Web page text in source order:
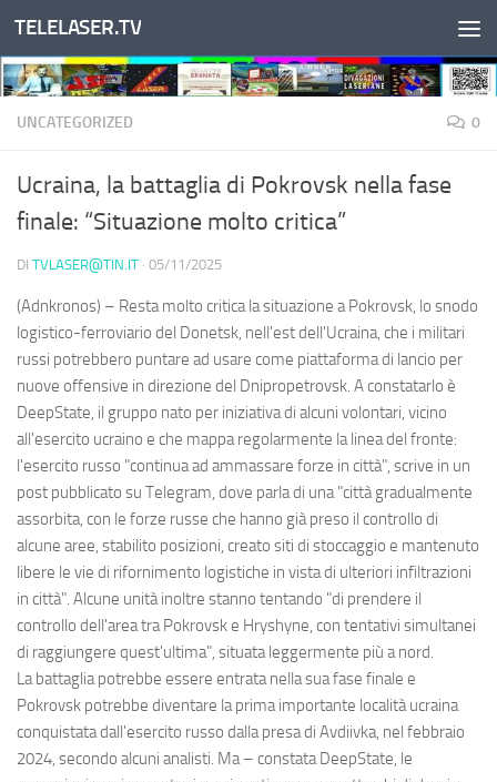
Salta al contenuto
TELELASER.TV
UNCATEGORIZED 0
Ucraina, la battaglia di Pokrovsk nella fase
finale: “Situazione molto critica”
DI TVLASER@TIN.IT · 05/11/2025
(Adnkronos) – Resta molto critica la situazione a Pokrovsk, lo snodo
logistico-ferroviario del Donetsk, nell'est dell'Ucraina, che i militari
russi potrebbero puntare ad usare come piattaforma di lancio per
nuove offensive in direzione del Dnipropetrovsk. A constatarlo è
DeepState, il gruppo nato per iniziativa di alcuni volontari, vicino
all'esercito ucraino e che mappa regolarmente la linea del fronte:
l'esercito russo "continua ad ammassare forze in città", scrive in un
post pubblicato su Telegram, dove parla di una "città gradualmente
assorbita, con le forze russe che hanno già preso il controllo di
alcune aree, stabilito posizioni, creato siti di stoccaggio e mantenuto
libere le vie di rifornimento logistiche in vista di ulteriori infiltrazioni
in città". Alcune unità inoltre stanno tentando "di prendere il
controllo dell'area tra Pokrovsk e Hryshyne, con tentativi simultanei
di raggiungere quest'ultima", situata leggermente più a nord.
La battaglia potrebbe essere entrata nella sua fase finale e
Pokrovsk potrebbe diventare la prima importante località ucraina
conquistata dall'esercito russo dalla presa di Avdiivka, nel febbraio
2024, secondo alcuni analisti. Ma – constata DeepState, le